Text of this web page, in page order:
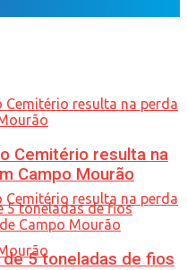
Cemitério resulta na
Campo Mourão
5 toneladas de fios